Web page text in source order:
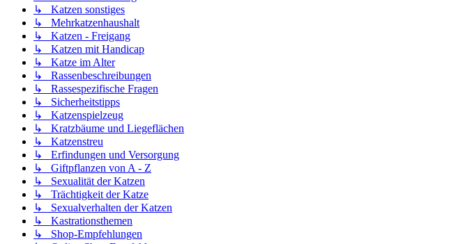
↳ Katzen sonstiges
↳ Mehrkatzenhaushalt
↳ Katzen - Freigang
↳ Katzen mit Handicap
↳ Katze im Alter
↳ Rassenbeschreibungen
↳ Rassespezifische Fragen
↳ Sicherheitstipps
↳ Katzenspielzeug
↳ Kratzbäume und Liegeflächen
↳ Katzenstreu
↳ Erfindungen und Versorgung
↳ Giftpflanzen von A - Z
↳ Sexualität der Katzen
↳ Trächtigkeit der Katze
↳ Sexualverhalten der Katzen
↳ Kastrationsthemen
↳ Shop-Empfehlungen